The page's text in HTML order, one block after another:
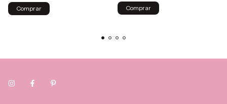
Comprar Comprar